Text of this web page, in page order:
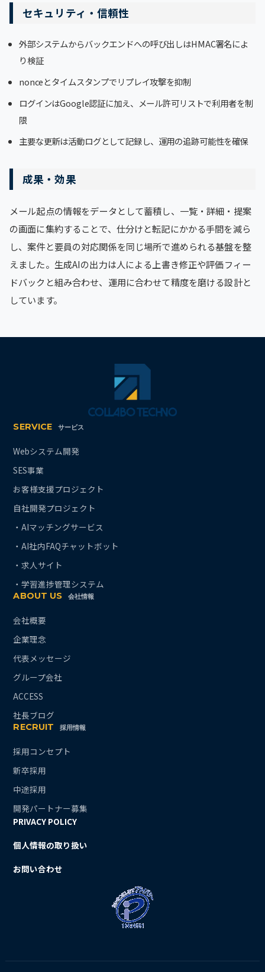
セキュリティ・信頼性
外部システムからバックエンドへの呼び出しはHMAC署名によ
り検証
nonceとタイムスタンプでリプレイ攻撃を抑制
ログインはGoogle認証に加え、メール許可リストで利用者を制
限
主要な更新は活動ログとして記録し、運用の追跡可能性を確保
成果・効果
メール起点の情報をデータとして蓄積し、一覧・詳細・提案
の画面に集約することで、仕分けと転記にかかる手間を減ら
し、案件と要員の対応関係を同じ場所で進められる基盤を整
えました。生成AIの出力は人による上書き修正や評価フィー
ドバックと組み合わせ、運用に合わせて精度を磨ける設計と
しています。
SERVICE サービス
Webシステム開発
SES事業
お客様支援プロジェクト
自社開発プロジェクト
・AIマッチングサービス
・AI社内FAQチャットボット
・求人サイト
・学習進捗管理システム
ABOUT US 会社情報
会社概要
企業理念
代表メッセージ
グループ会社
ACCESS
社長ブログ
RECRUIT 採用情報
採用コンセプト
新卒採用
中途採用
開発パートナー募集
PRIVACY POLICY
個人情報の取り扱い
お問い合わせ